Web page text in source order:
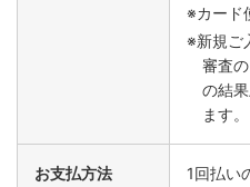
※カード
※新規ご
審査
の結
ます。
お支払方法
1回払い